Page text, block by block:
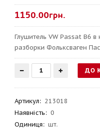
1150.00грн.
Глушитель VW Passat B6
разборки Фольксваген
Артикул: 213018
Наявність: 0
Одиниця: шт.